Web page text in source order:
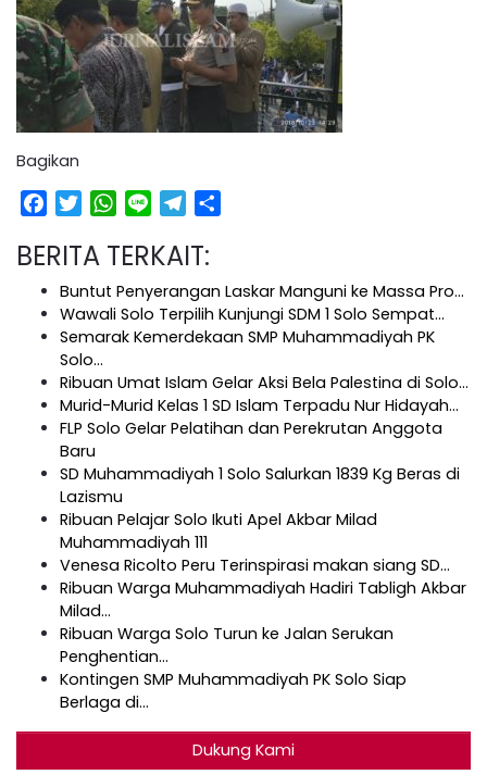
Bagikan
Facebook
TwitterWhatsApp
Line Telegram
BERITA TERKAIT:
Buntut Penyerangan Laskar Manguni ke Massa Pro…
Wawali Solo Terpilih Kunjungi SDM 1 Solo Sempat…
Semarak Kemerdekaan SMP Muhammadiyah PK
Solo…
Ribuan Umat Islam Gelar Aksi Bela Palestina di Solo…
Murid-Murid Kelas 1 SD Islam Terpadu Nur Hidayah…
FLP Solo Gelar Pelatihan dan Perekrutan Anggota
Baru
SD Muhammadiyah 1 Solo Salurkan 1839 Kg Beras di
Lazismu
Ribuan Pelajar Solo Ikuti Apel Akbar Milad
Muhammadiyah 111
Venesa Ricolto Peru Terinspirasi makan siang SD…
Ribuan Warga Muhammadiyah Hadiri Tabligh Akbar
Milad…
Ribuan Warga Solo Turun ke Jalan Serukan
Penghentian…
Kontingen SMP Muhammadiyah PK Solo Siap
Berlaga di…
Dukung Kami